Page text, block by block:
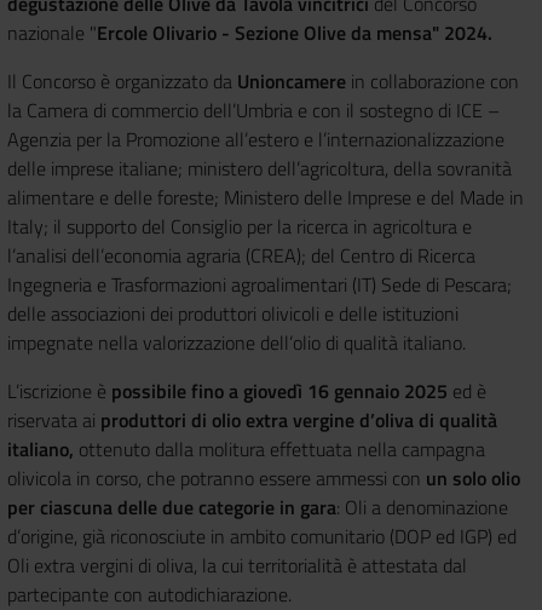
nazionale "Ercole Olivario - Sezione Olive da mensa" 2024.
Il Concorso è organizzato da Unioncamere in collaborazione con
la Camera di commercio dell’Umbria e con il sostegno di ICE –
Agenzia per la Promozione all’estero e l’internazionalizzazione
delle imprese italiane; ministero dell’agricoltura, della sovranità
alimentare e delle foreste; Ministero delle Imprese e del Made in
Italy; il supporto del Consiglio per la ricerca in agricoltura e
l’analisi dell’economia agraria (CREA); del Centro di Ricerca
Ingegneria e Trasformazioni agroalimentari (IT) Sede di Pescara;
delle associazioni dei produttori olivicoli e delle istituzioni
impegnate nella valorizzazione dell’olio di qualità italiano.
L’iscrizione è possibile fino a giovedì 16 gennaio 2025 ed è
riservata ai produttori di olio extra vergine d’oliva di qualità
italiano, ottenuto dalla molitura effettuata nella campagna
olivicola in corso, che potranno essere ammessi con un solo olio
per ciascuna delle due categorie in gara: Oli a denominazione
d’origine, già riconosciute in ambito comunitario (DOP ed IGP) ed
Oli extra vergini di oliva, la cui territorialità è attestata dal
partecipante con autodichiarazione.